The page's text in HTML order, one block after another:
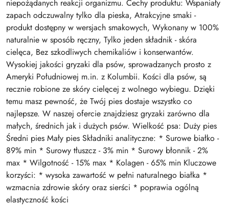
niepożądanych reakcji organizmu. Cechy produktu: Wspaniały
zapach odczuwalny tylko dla pieska, Atrakcyjne smaki -
produkt dostępny w wersjach smakowych, Wykonany w 100%
naturalnie w sposób ręczny, Tylko jeden składnik - skóra
cielęca, Bez szkodliwych chemikaliów i konserwantów.
Wysokiej jakości gryzaki dla psów, sprowadzanych prosto z
Ameryki Południowej m.in. z Kolumbii. Kości dla psów, są
recznie robione ze skóry cielęcej z wolnego wybiegu. Dzięki
temu masz pewność, że Twój pies dostaje wszystko co
najlepsze. W naszej ofercie znajdziesz gryzaki zarówno dla
małych, średnich jak i dużych psów. Wielkość psa: Duży pies
Średni pies Mały pies Składniki analityczne: * Surowe białko -
89% min * Surowy tłuszcz - 3% min * Surowy błonnik - 2%
max * Wilgotność - 15% max * Kolagen - 65% min Kluczowe
korzyści: * wysoka zawartość w pełni naturalnego białka *
wzmacnia zdrowie skóry oraz sierści * poprawia ogólną
elastyczność kości